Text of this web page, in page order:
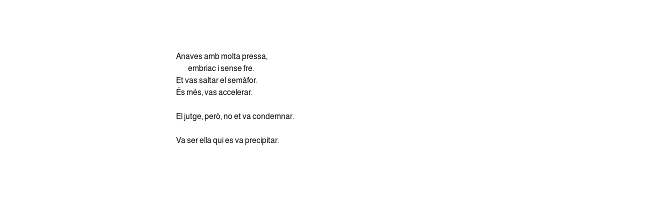
Anaves amb molta pressa,
embriac i sense fre.
Et vas saltar el semàfor.
És més, vas accelerar.
El jutge, però, no et va condemnar.
Va ser ella qui es va precipitar.